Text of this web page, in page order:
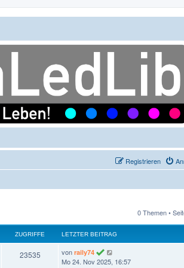
Registrieren
0 Themen •
ZUGRIFFE LETZTER BEITRAG
23535Z
L
e
von raily74
Mo 24. Nov 2025, 16:57